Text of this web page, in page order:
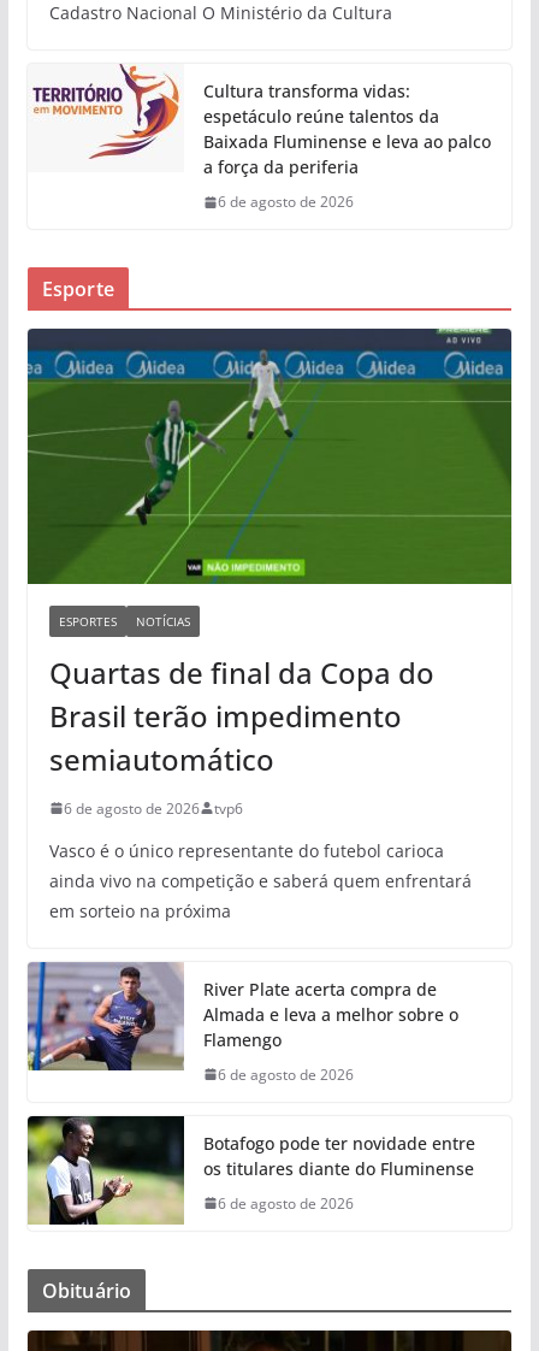
Cadastro Nacional O Ministério da Cultura
Cultura transforma vidas:
espetáculo reúne talentos da
Baixada Fluminense e leva ao palco
a força da periferia
6 de agosto de 2026
Esporte
ESPORTES NOTÍCIAS
Quartas de final da Copa do
Brasil terão impedimento
semiautomático
6 de agosto de 2026 tvp6
Vasco é o único representante do futebol carioca
ainda vivo na competição e saberá quem enfrentará
em sorteio na próxima
River Plate acerta compra de
Almada e leva a melhor sobre o
Flamengo
6 de agosto de 2026
Botafogo pode ter novidade entre
os titulares diante do Fluminense
6 de agosto de 2026
Obituário